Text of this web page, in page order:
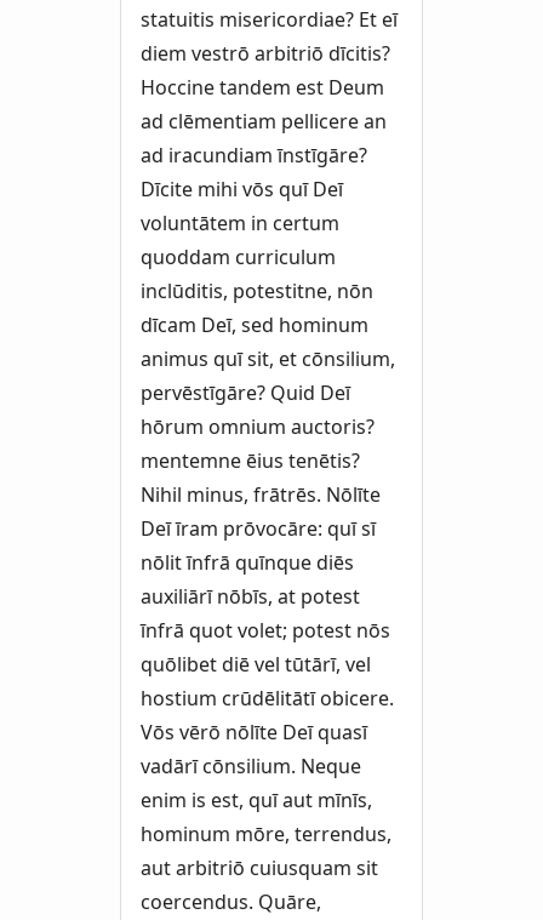
statuitis misericordiae? Et eī
diem vestrō arbitriō dīcitis?
Hoccine tandem est Deum
ad clēmentiam pellicere an
ad iracundiam īnstīgāre?
Dīcite mihi vōs quī Deī
voluntātem in certum
quoddam curriculum
inclūditis, potestitne, nōn
dīcam Deī, sed hominum
animus quī sit, et cōnsilium,
pervēstīgāre? Quid Deī
hōrum omnium auctoris?
mentemne ēius tenētis?
Nihil minus, frātrēs. Nōlīte
Deī īram prōvocāre: quī sī
nōlit īnfrā quīnque diēs
auxiliārī nōbīs, at potest
īnfrā quot volet; potest nōs
quōlibet diē vel tūtārī, vel
hostium crūdēlitātī obicere.
Vōs vērō nōlīte Deī quasī
vadārī cōnsilium. Neque
enim is est, quī aut mīnīs,
hominum mōre, terrendus,
aut arbitriō cuiusquam sit
coercendus. Quāre,